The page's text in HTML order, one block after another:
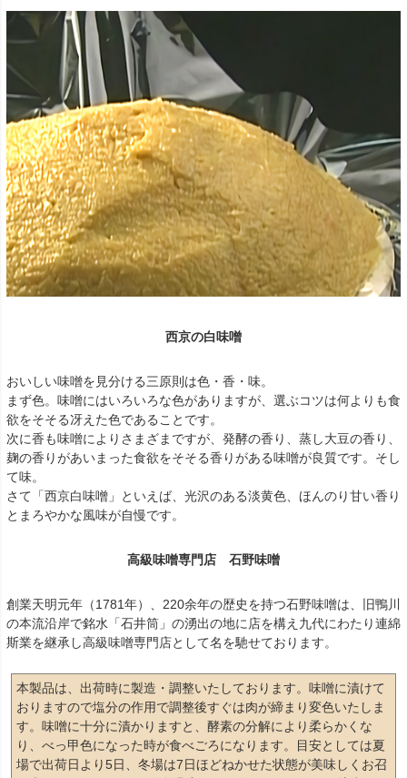
西京の白味噌
おいしい味噌を見分ける三原則は色・香・味。
まず色。味噌にはいろいろな色がありますが、選ぶコツは何よりも食
欲をそそる冴えた色であることです。
次に香も味噌によりさまざまですが、発酵の香り、蒸し大豆の香り、
麹の香りがあいまった食欲をそそる香りがある味噌が良質です。そし
て味。
さて「西京白味噌」といえば、光沢のある淡黄色、ほんのり甘い香り
とまろやかな風味が自慢です。
高級味噌専門店 石野味噌
創業天明元年（1781年）、220余年の歴史を持つ石野味噌は、旧鴨川
の本流沿岸で銘水「石井筒」の湧出の地に店を構え九代にわたり連綿
斯業を継承し高級味噌専門店として名を馳せております。
本製品は、出荷時に製造・調整いたしております。味噌に漬けて
おりますので塩分の作用で調整後すぐは肉が締まり変色いたしま
す。味噌に十分に漬かりますと、酵素の分解により柔らかくな
り、べっ甲色になった時が食べごろになります。目安としては夏
場で出荷日より5日、冬場は7日ほどねかせた状態が美味しくお召